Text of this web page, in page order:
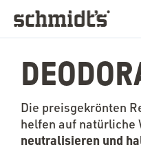
Die preisgekrönten
helfen auf natürliche
neutralisieren und